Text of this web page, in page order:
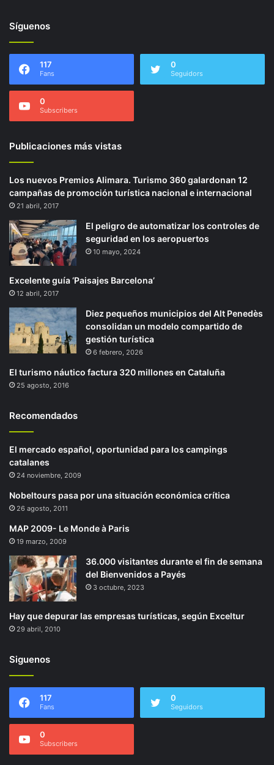
Síguenos
117
Fans
0
Seguidors
0
Subscribers
Publicaciones más vistas
Los nuevos Premios Alimara. Turismo 360 galardonan 12
campañas de promoción turística nacional e internacional
21 abril, 2017
El peligro de automatizar los controles de
seguridad en los aeropuertos
10 mayo, 2024
Excelente guía ‘Paisajes Barcelona’
12 abril, 2017
Diez pequeños municipios del Alt Penedès
consolidan un modelo compartido de
gestión turística
6 febrero, 2026
El turismo náutico factura 320 millones en Cataluña
25 agosto, 2016
Recomendados
El mercado español, oportunidad para los campings
catalanes
24 noviembre, 2009
Nobeltours pasa por una situación económica crítica
26 agosto, 2011
MAP 2009- Le Monde à Paris
19 marzo, 2009
36.000 visitantes durante el fin de semana
del Bienvenidos a Payés
3 octubre, 2023
Hay que depurar las empresas turísticas, según Exceltur
29 abril, 2010
Siguenos
117
Fans
0
Seguidors
0
Subscribers